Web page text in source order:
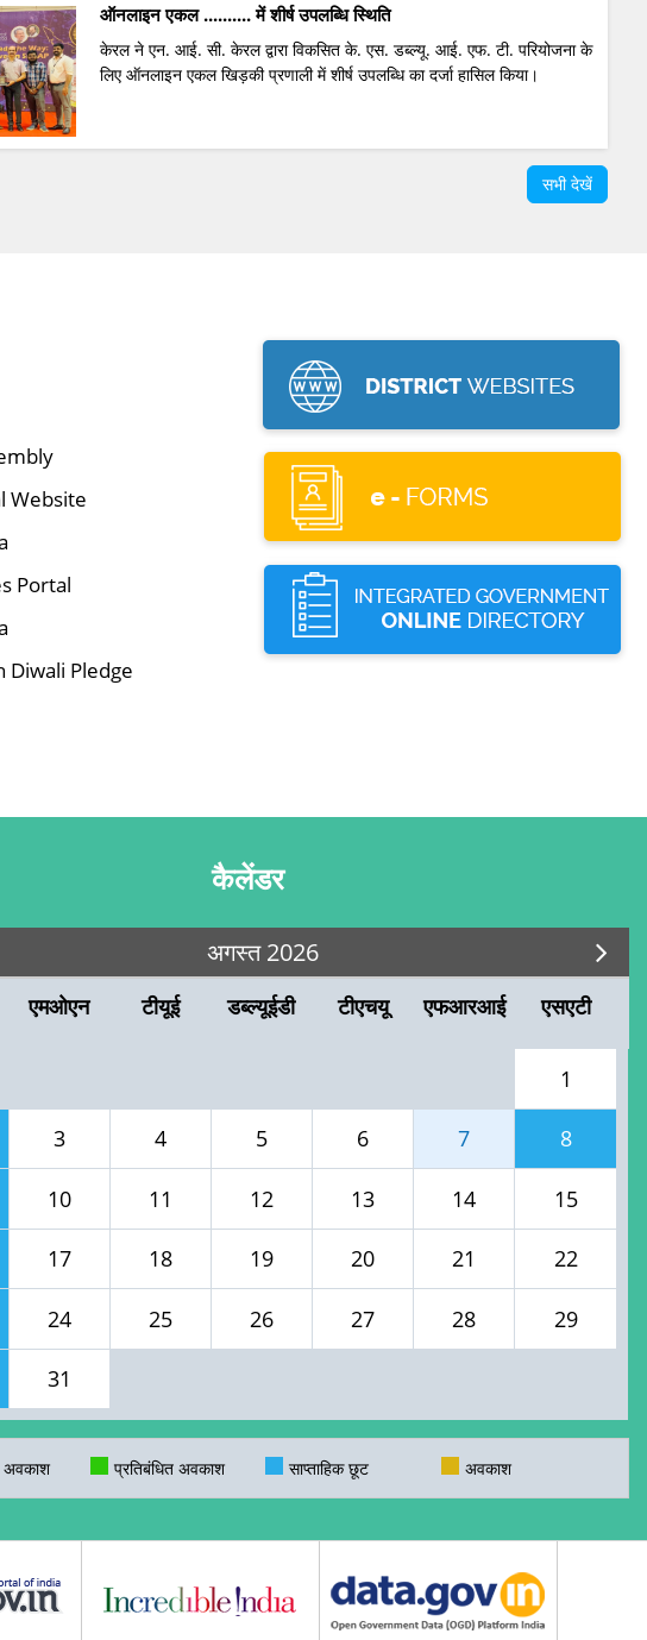
ऑनलाइन एकल .......... में शीर्ष उपलब्धि स्थिति
केरल ने एन. आई. सी. केरल द्वारा विकसित के. एस. डब्ल्यू. आई. एफ. टी. परियोजना के
लिए ऑनलाइन एकल खिड़की प्रणाली में शीर्ष उपलब्धि का दर्जा हासिल किया।
सभी देखें
Website
Portal
Diwali Pledge
कैलेंडर
अगस्त 2026
एमओएन टीयूई डब्ल्यूईडी टीएचयू एफआरआई एसएटी
1
3 4 5 6 7 8
10 11 12 13 14 15
17 18 19 20 21 22
24 25 26 27 28 29
31
अवकाश प्रतिबंधित अवकाश साप्ताहिक छूट अवकाश